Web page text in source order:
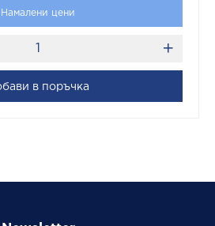
Намалени цени
в поръчка